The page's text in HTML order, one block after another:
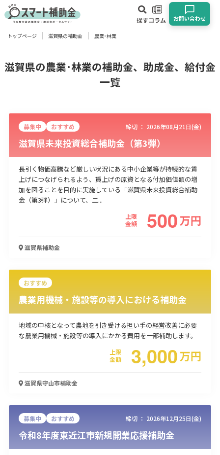
探すコラム お問い合わせ
対象
業種
物流・運輸業 製造業 情報通信業 卸売･小売業
飲食業
建設･不動産業
サービス業 医療･福祉 農業･林業
漁業
宿泊･旅館業
その他
経営改善・経営強化
人材採用・雇用
人材育成・福利厚生
特許・知的財産
起業・創業
環境・省エネ
テレワーク
トップページ 滋賀県の補助金 農業･林業
滋賀県の農業･林業の補助金、助成金、給付金
一覧
募集中 おすすめ 締切 ： 2026年08月21日(金)
滋賀県未来投資総合補助金（第3弾）
長引く物価高騰など厳しい状況にある中小企業等が持続的な賃
上げにつなげられるよう、賃上げの原資となる付加価値額の増
加を図ることを目的に実施している「滋賀県未来投資総合補助
金（第3弾）」について、二...
上限
金額
500万円
滋賀県補助金
おすすめ
農業用機械・施設等の導入における補助金
地域の中核となって農地を引き受ける担い手の経営改善に必要
な農業用機械・施設等の導入にかかる費用を一部補助します。
上限
金額
3,000万円
滋賀県守山市補助金
募集中 おすすめ 締切 ： 2026年12月25日(金)
令和8年度東近江市新規開業応援補助金